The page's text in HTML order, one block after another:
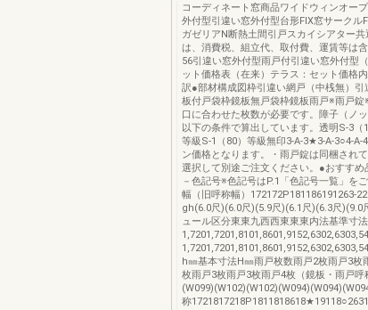
コーディネート窓商品ワイドウィンオー
外付型引違い窓外付型台形FIX窓サークル
ガゼリアN断熱土間引戸スカイシアター
は、消費税、組立代、取付費、運賃等は含
56引違い窓外付型雨戸付引違い窓外付型
ット価格表（在来）テラス：セット価格
訳●部材構成図枠引違い網戸（中桟無）
板付戸袋枠鏡板無戸袋枠鏡板雨戸※雨戸錠
口に合わせた枚数が必要です。障子（ノ
以下の条件で算出しています。透明S-3（
等級S-1（80）等級無印3-A-3★3-A-3○4-A-
ン価格となります。・雨戸錠は同梱され
選択して別途ご注文ください。●おすす
－色記号※色記号はP.1「色記号一覧」を
幅（旧呼称幅）172172P181186191263-
gh(6.0尺)(6.0尺)(5.9尺)(6.1尺)(6.3尺)(9.0
ュール区分東東九西西東東東内法基準寸
h㎜基本寸法H㎜雨戸枚数雨戸2枚雨戸3枚
枚雨戸3枚雨戸3枚雨戸4枚（鏡板・雨戸呼
称